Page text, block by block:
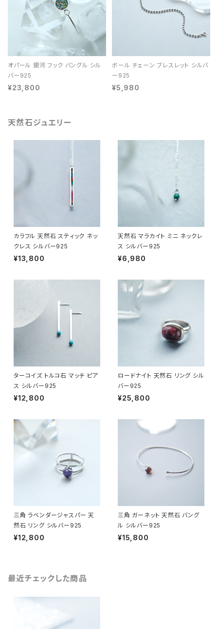
オパール 銀河 フック バングル シル
バー925
¥23,800
ボール チェーン ブレスレット シルバ
ー925
¥5,980
天然石ジュエリー
カラフル 天然石 スティック ネッ
クレス シルバー925
¥13,800
天然石 マラカイト ミニ ネックレ
ス シルバー925
¥6,980
ターコイズ トルコ石 マッチ ピア
ス シルバー925
¥12,800
ロードナイト 天然石 リング シル
バー925
¥25,800
三角 ラベンダージャスパー 天
然石 リング シルバー925
¥12,800
三角 ガーネット 天然石 バング
ル シルバー925
¥15,800
最近チェックした商品